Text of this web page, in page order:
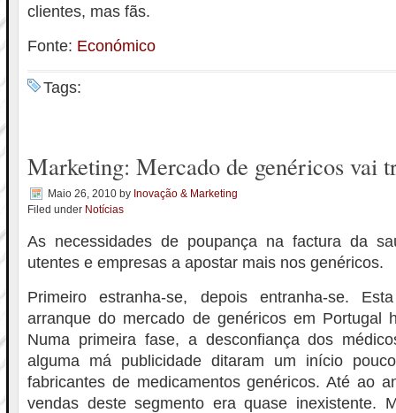
clientes, mas fãs.
Fonte: Económico
Tags:
Marketing: Mercado de genéricos vai
Maio 26, 2010 by Inovação & Marketing
Filed under Notícias
As necessidades de poupança na factura da
utentes e empresas a apostar mais nos genéricos.
Primeiro estranha-se, depois entranha-se.
arranque do mercado de genéricos em Portugal
Numa primeira fase, a desconfiança dos
alguma má publicidade ditaram um início
fabricantes de medicamentos genéricos. Até ao
vendas deste segmento era quase inexistente.